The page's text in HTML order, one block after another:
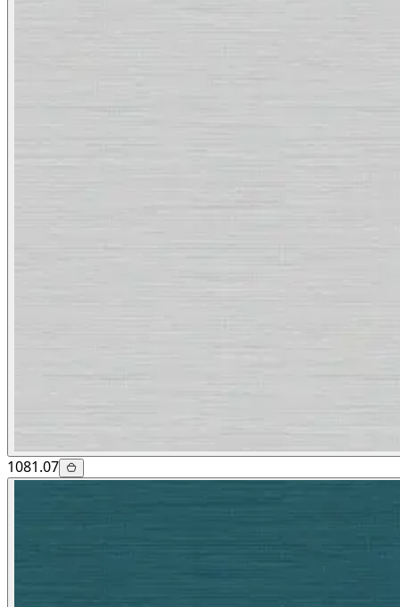
1081.07